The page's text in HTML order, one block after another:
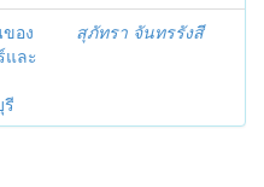
อง
และ
สุภัทรา จันทรรังสี